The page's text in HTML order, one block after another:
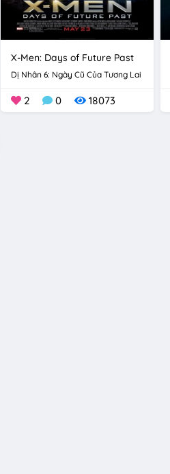
X-Men: Days of Future Past
Dị Nhân 6: Ngày Cũ Của Tương Lai
2 0 18073